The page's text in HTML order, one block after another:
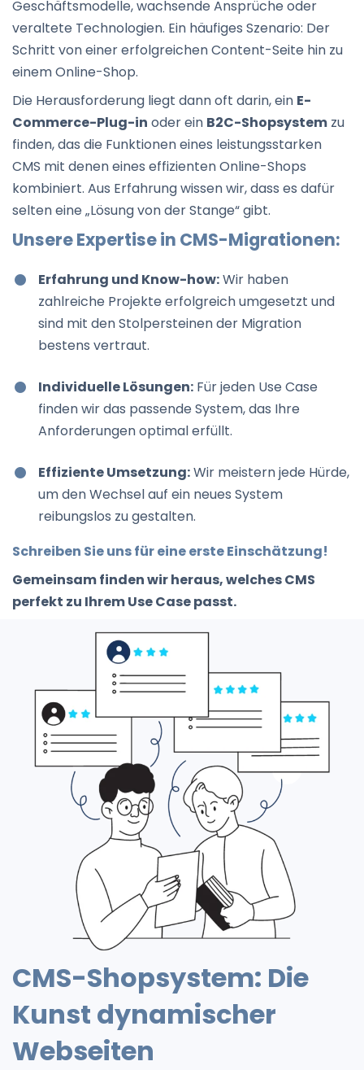
Geschäftsmodelle, wachsende Ansprüche oder
veraltete Technologien. Ein häufiges Szenario: Der
Schritt von einer erfolgreichen Content-Seite hin zu
einem Online-Shop.
Die Herausforderung liegt dann oft darin, ein E-
Commerce-Plug-in oder ein B2C-Shopsystem zu
finden, das die Funktionen eines leistungsstarken
CMS mit denen eines effizienten Online-Shops
kombiniert. Aus Erfahrung wissen wir, dass es dafür
selten eine „Lösung von der Stange“ gibt.
Unsere Expertise in CMS-Migrationen:
Erfahrung und Know-how:Wir haben
zahlreiche Projekte erfolgreich umgesetzt und
sind mit den Stolpersteinen der Migration
bestens vertraut.
Individuelle Lösungen: Für jeden Use Case
finden wir das passende System, das Ihre
Anforderungen optimal erfüllt.
Effiziente Umsetzung:Wir meistern jede Hürde,
um den Wechsel auf ein neues System
reibungslos zu gestalten.
Schreiben Sie uns für eine erste Einschätzung!
Gemeinsam finden wir heraus, welches CMS
perfekt zu Ihrem Use Case passt.
CMS-Shopsystem: Die
Kunst dynamischer
Webseiten